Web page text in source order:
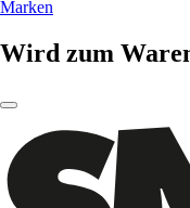
Marken
Wird zum